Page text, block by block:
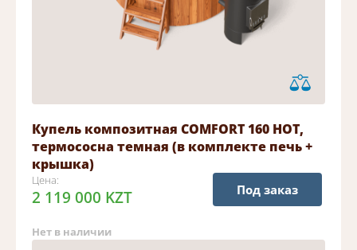
Купель композитная COMFORT 160 HOT,
термососна темная (в комплекте печь +
крышка)
Цена:
2 119 000 KZT
Нет в наличии
Под заказ